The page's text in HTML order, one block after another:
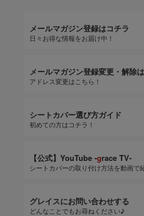
メールマガジン登録はコチラ
日々お得な情報をお届け中！
メールマガジン登録変更・解除
アドレス変更はこちら！
シートカバー選び方ガイド
初めての方はコチラ！
【公式】YouTube -grace TV-
シートカバーの取り付け方法を動画で
グレイスにお問い合わせする
どんなことでもお尋ねください♪